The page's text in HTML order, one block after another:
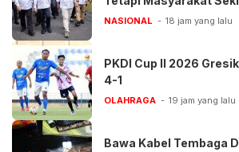
NASIONAL 18 jam yang lalu
PKDI Cup II 2026
4-1
OLAHRAGA 19 jam yang lalu
Bawa Kabel Tembaga